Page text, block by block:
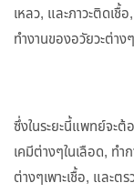
เหลว, และภาวะติดเชื้
ทำงานของอวัยวะต่า
ซึ่งในระยะนี้แพทย์จะต้
เคมีต่างๆในเลือด, ทำ
ต่างๆเพาะเชื้อ, และต